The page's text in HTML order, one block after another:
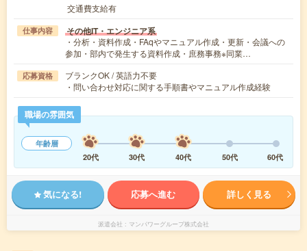
交通費支給有
仕事内容 その他IT・エンジニア系
・分析・資料作成・FAqやマニュアル作成・更新・会議への
参加・部内で発生する資料作成・庶務事務※同業…
応募資格
ブランクOK / 英語力不要
・問い合わせ対応に関する手順書やマニュアル作成経験
職場の雰囲気
年齢層
20代
30代 40代 50代 60代
気になる! 応募へ進む 詳しく見る
派遣会社 マンパワーグループ株式会社